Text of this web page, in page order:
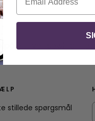
enhver sewing
stillede spørgsmål